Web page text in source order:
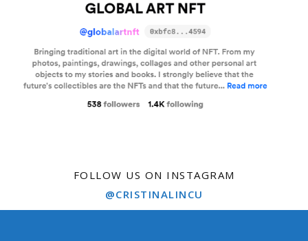
FOLLOW US ON INSTAGRAM
@CRISTINALINCU